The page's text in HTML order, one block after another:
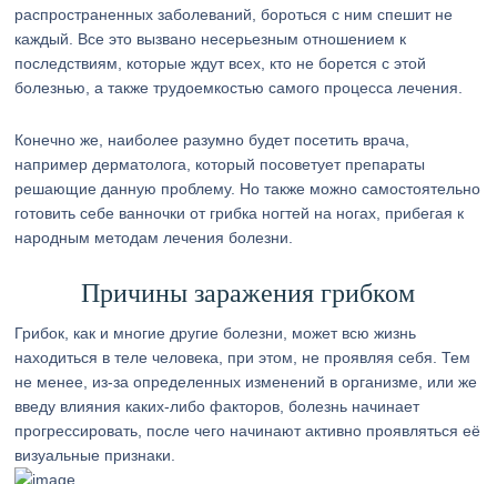
распространенных заболеваний, бороться с ним спешит не
каждый. Все это вызвано несерьезным отношением к
последствиям, которые ждут всех, кто не борется с этой
болезнью, а также трудоемкостью самого процесса лечения.
Конечно же, наиболее разумно будет посетить врача,
например дерматолога, который посоветует препараты
решающие данную проблему. Но также можно самостоятельно
готовить себе ванночки от грибка ногтей на ногах, прибегая к
народным методам лечения болезни.
Причины заражения грибком
Грибок, как и многие другие болезни, может всю жизнь
находиться в теле человека, при этом, не проявляя себя. Тем
не менее, из-за определенных изменений в организме, или же
введу влияния каких-либо факторов, болезнь начинает
прогрессировать, после чего начинают активно проявляться её
визуальные признаки.